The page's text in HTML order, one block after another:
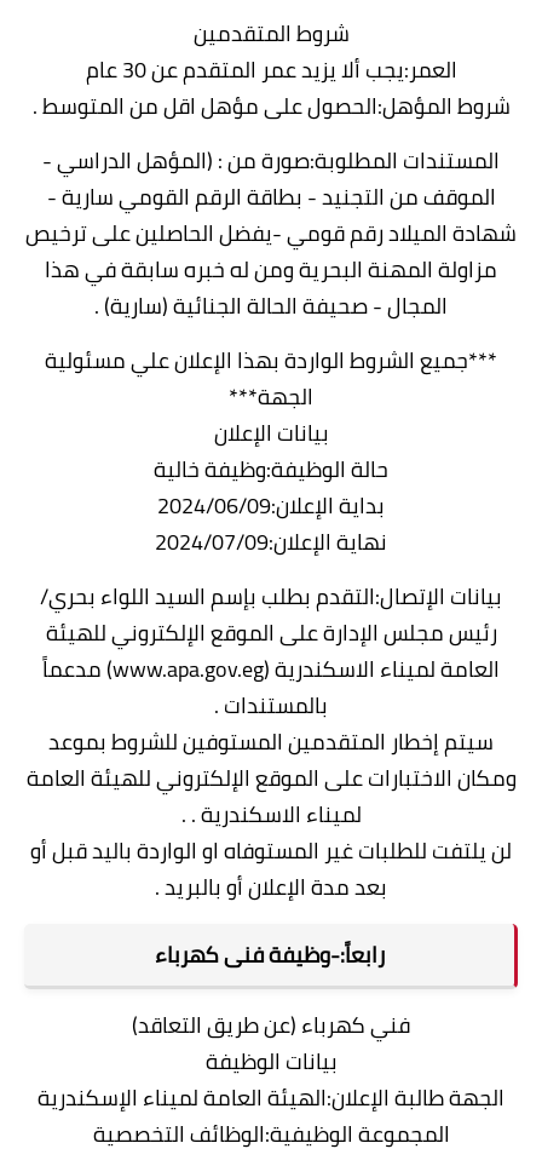
شروط المتقدمين
العمر:يجب ألا يزيد عمر المتقدم عن 30 عام
شروط المؤهل:الحصول على مؤهل اقل من المتوسط .
المستندات المطلوبة:صورة من : (المؤهل الدراسي -
الموقف من التجنيد - بطاقة الرقم القومي سارية -
شهادة الميلاد رقم قومي -يفضل الحاصلين على ترخيص
مزاولة المهنة البحرية ومن له خبره سابقة في هذا
المجال - صحيفة الحالة الجنائية (سارية) .
***جميع الشروط الواردة بهذا الإعلان علي مسئولية
الجهة***
بيانات الإعلان
حالة الوظيفة:وظيفة خالية
بداية الإعلان:2024/06/09
نهاية الإعلان:2024/07/09
بيانات الإتصال:التقدم بطلب بإسم السيد اللواء بحري/
رئيس مجلس الإدارة على الموقع الإلكتروني للهيئة
العامة لميناء الاسكندرية (www.apa.gov.eg) مدعماً
بالمستندات .
سيتم إخطار المتقدمين المستوفين للشروط بموعد
ومكان الاختبارات على الموقع الإلكتروني للهيئة العامة
لميناء الاسكندرية . .
لن يلتفت للطلبات غير المستوفاه او الواردة باليد قبل أو
بعد مدة الإعلان أو بالبريد .
رابعاً:-وظيفة فنى كهرباء
فني كهرباء (عن طريق التعاقد)
بيانات الوظيفة
الجهة طالبة الإعلان:الهيئة العامة لميناء الإسكندرية
المجموعة الوظيفية:الوظائف التخصصية